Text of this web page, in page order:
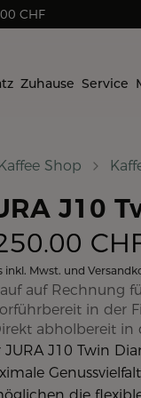
CHF
Zuhause Service
Shop
J10
inkl. Mwst. und
auf Rechnung
in der
abholbereit in
JURA J10 Twin